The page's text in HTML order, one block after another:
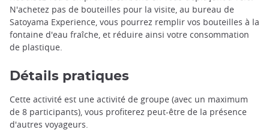
N'achetez pas de bouteilles pour la visite, au bureau de
Satoyama Experience, vous pourrez remplir vos bouteilles à la
fontaine d'eau fraîche, et réduire ainsi votre consommation
de plastique.
Détails pratiques
Cette activité est une activité de groupe (avec un maximum
de 8 participants), vous profiterez peut-être de la présence
d'autres voyageurs.